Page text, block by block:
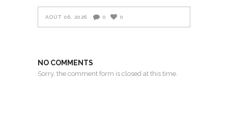
AOÛT 06, 2026 0 0
NO COMMENTS
Sorry, the comment form is closed at this time.